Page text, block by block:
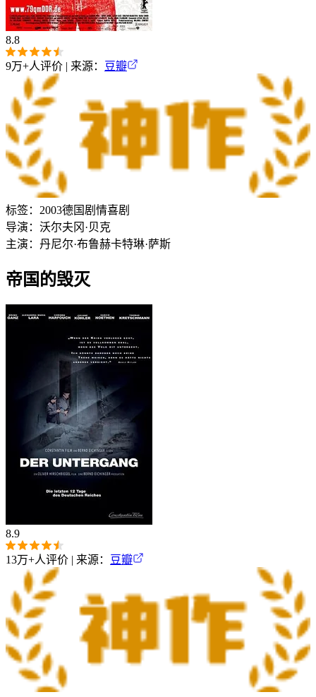
8.8
9万+人评价 | 来源： 豆瓣
标签： 2003德国 剧情喜剧
导演： 沃尔夫冈·贝克
主演： 丹尼尔·布鲁赫卡特琳·萨斯
帝国的毁灭
8.9
13万+人评价 | 来源： 豆瓣